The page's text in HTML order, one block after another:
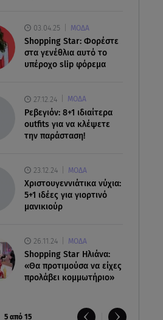
03.04.25 ΜΟΔΑ
Shopping Star: Φορέστε
στα γενέθλια αυτό το
υπέροχο slip φόρεμα
27.12.24 ΜΟΔΑ
Ρεβεγιόν: 8+1 ιδιαίτερα
outfits για να κλέψετε
την παράσταση!
23.12.24 ΜΟΔΑ
Χριστουγεννιάτικα νύχια:
5+1 ιδέες για γιορτινό
μανικιούρ
26.11.24 ΜΟΔΑ
Shopping Star Ηλιάνα:
«Θα προτιμούσα να είχες
προλάβει κομμωτήριο»
5 από 15